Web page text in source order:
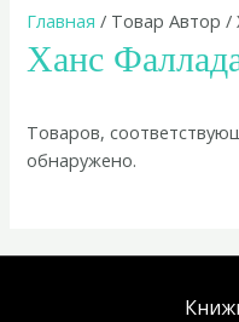
Главная / Товар Автор /
Ханс
Товаров,
обнаружено.